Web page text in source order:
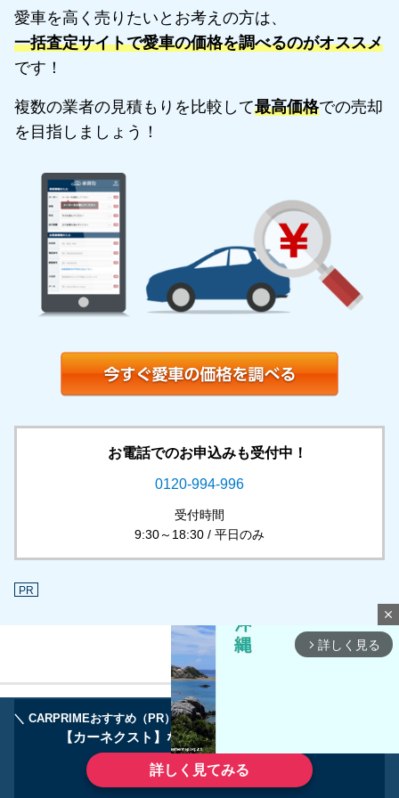
＼ CARPRIMEおすすめ（PR） ／ディーラーで手放すのはもったいない！
【カーネクスト】ならどんなクルマも高価買取
詳しく見てみる
愛車を高く売りたいとお考えの方は、
一括査定サイトで愛車の価格を調べるのがオススメ
です！
複数の業者の見積もりを比較して最高価格での売却
を目指しましょう！
お電話でのお申込みも受付中！
0120-994-996
受付時間
9:30～18:30 / 平日のみ
PR
close
arrow_forward_ios 詳しく見る